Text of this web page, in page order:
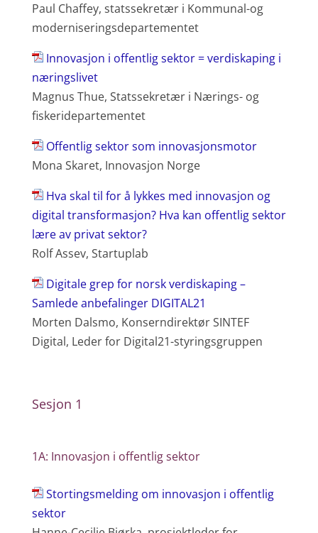
Paul Chaffey, statssekretær i Kommunal-og
moderniseringsdepartementet
Innovasjon i offentlig sektor = verdiskaping i
næringslivet
Magnus Thue, Statssekretær i Nærings- og
fiskeridepartementet
Offentlig sektor som innovasjonsmotor
Mona Skaret, Innovasjon Norge
Hva skal til for å lykkes med innovasjon og
digital transformasjon? Hva kan offentlig sektor
lære av privat sektor?
Rolf Assev, Startuplab
Digitale grep for norsk verdiskaping –
Samlede anbefalinger DIGITAL21
Morten Dalsmo, Konserndirektør SINTEF
Digital, Leder for Digital21-styringsgruppen
Sesjon 1
1A: Innovasjon i offentlig sektor
Stortingsmelding om innovasjon i offentlig
sektor